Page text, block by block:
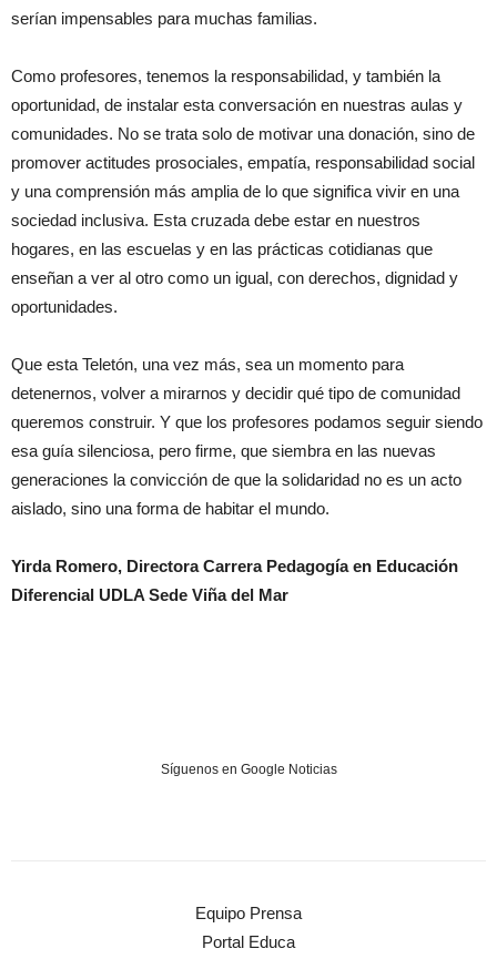
serían impensables para muchas familias.
Como profesores, tenemos la responsabilidad, y también la
oportunidad, de instalar esta conversación en nuestras aulas y
comunidades. No se trata solo de motivar una donación, sino de
promover actitudes prosociales, empatía, responsabilidad social
y una comprensión más amplia de lo que significa vivir en una
sociedad inclusiva. Esta cruzada debe estar en nuestros
hogares, en las escuelas y en las prácticas cotidianas que
enseñan a ver al otro como un igual, con derechos, dignidad y
oportunidades.
Que esta Teletón, una vez más, sea un momento para
detenernos, volver a mirarnos y decidir qué tipo de comunidad
queremos construir. Y que los profesores podamos seguir siendo
esa guía silenciosa, pero firme, que siembra en las nuevas
generaciones la convicción de que la solidaridad no es un acto
aislado, sino una forma de habitar el mundo.
Yirda Romero, Directora Carrera Pedagogía en Educación
Diferencial UDLA Sede Viña del Mar
Síguenos en Google Noticias
Equipo Prensa
Portal Educa